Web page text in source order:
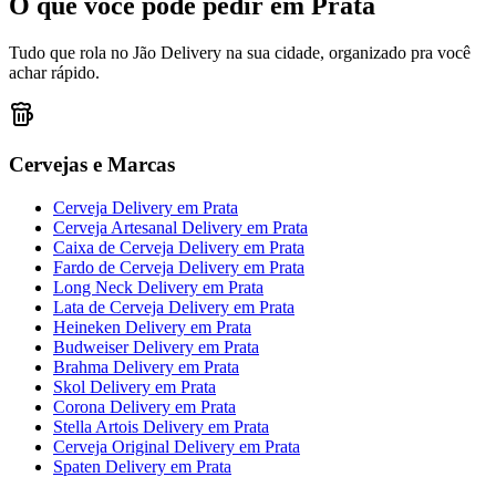
O que você pode pedir em Prata
Tudo que rola no Jão Delivery na sua cidade, organizado pra você
achar rápido.
Cervejas e Marcas
Cerveja Delivery em Prata
Cerveja Artesanal Delivery em Prata
Caixa de Cerveja Delivery em Prata
Fardo de Cerveja Delivery em Prata
Long Neck Delivery em Prata
Lata de Cerveja Delivery em Prata
Heineken Delivery em Prata
Budweiser Delivery em Prata
Brahma Delivery em Prata
Skol Delivery em Prata
Corona Delivery em Prata
Stella Artois Delivery em Prata
Cerveja Original Delivery em Prata
Spaten Delivery em Prata